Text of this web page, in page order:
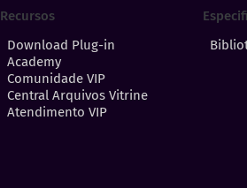
Recursos
Download Plug-in
Academy
Comunidade VIP
Central Arquivos Vitrine
Atendimento VIP